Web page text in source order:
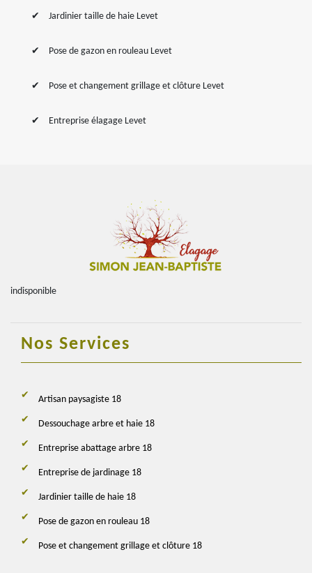
Jardinier taille de haie Levet
Pose de gazon en rouleau Levet
Pose et changement grillage et clôture Levet
Entreprise élagage Levet
indisponible
Nos Services
Artisan paysagiste 18
Dessouchage arbre et haie 18
Entreprise abattage arbre 18
Entreprise de jardinage 18
Jardinier taille de haie 18
Pose de gazon en rouleau 18
Pose et changement grillage et clôture 18